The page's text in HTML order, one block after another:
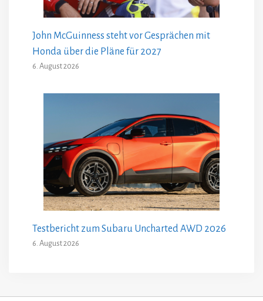
John McGuinness steht vor Gesprächen mit
Honda über die Pläne für 2027
6. August 2026
Testbericht zum Subaru Uncharted AWD 2026
6. August 2026